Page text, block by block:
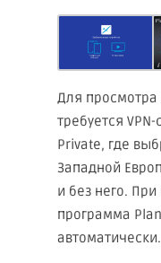
Для просмотра
требуется
Private, где
Западной
и без него.
программа
автоматически.